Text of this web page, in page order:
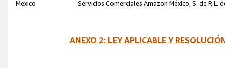
Mexico
Servicios Comerciales Amazon México, S. de R.L.
ANEXO 2: LEY APLICABLE Y